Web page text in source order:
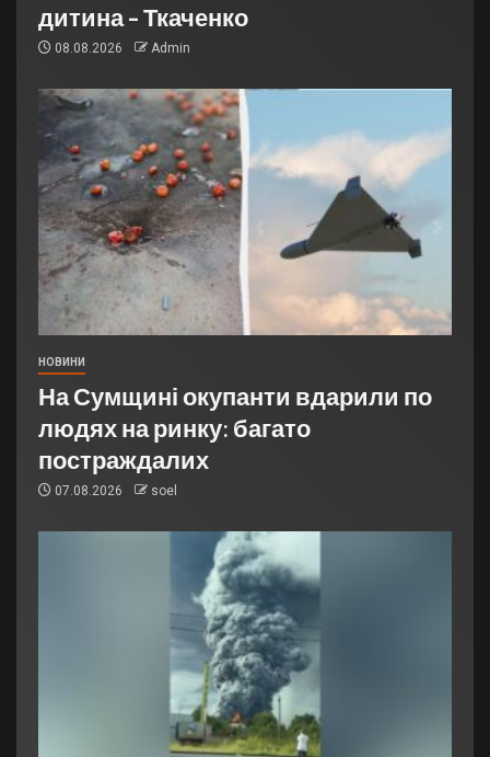
дитина – Ткаченко
08.08.2026 Admin
НОВИНИ
На Сумщині окупанти вдарили по
людях на ринку: багато
постраждалих
07.08.2026 soel